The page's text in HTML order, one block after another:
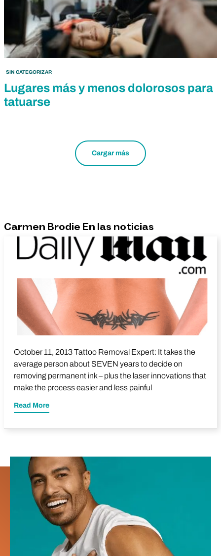
SIN CATEGORIZAR
Lugares más y menos dolorosos para
tatuarse
Cargar más
Carmen Brodie En las noticias
October 11, 2013 Tattoo Removal Expert: It takes the
average person about SEVEN years to decide on
removing permanent ink – plus the laser innovations that
make the process easier and less painful
Read More